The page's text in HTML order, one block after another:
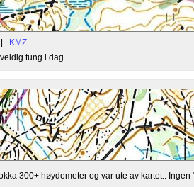
|
KMZ
tung i dag ..
300+ høydemeter og var ute av kartet..